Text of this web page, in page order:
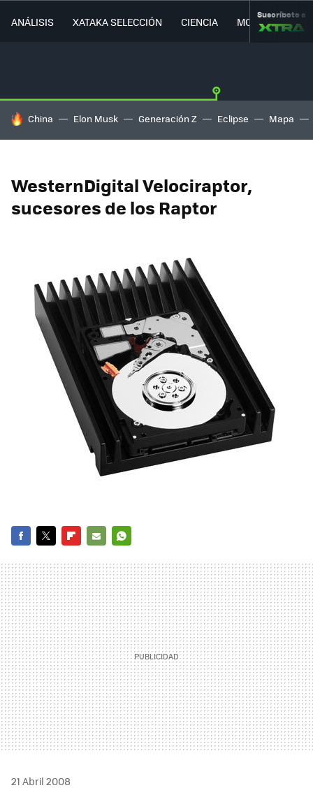
ANÁLISIS XATAKA SELECCIÓN CIENCIA MOVILIDAD
Suscríbete a
HOY SE HABLA DE
China Elon Musk Generación Z Eclipse Mapa
WesternDigital Velociraptor,
sucesores de los Raptor
MAIL
21 Abril 2008